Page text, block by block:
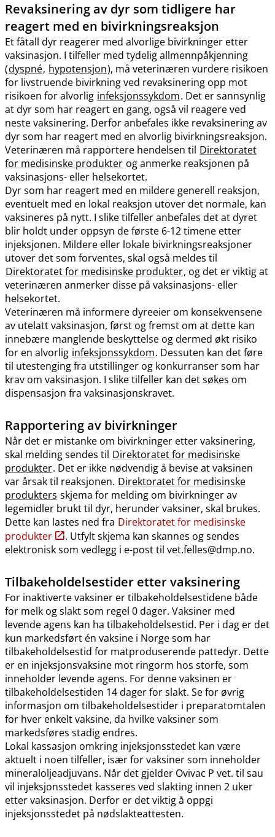
Revaksinering av dyr som tidligere har
reagert med en bivirkningsreaksjon
Et fåtall dyr reagerer med alvorlige bivirkninger etter
vaksinasjon. I tilfeller med tydelig allmennpåkjenning
(dyspné, hypotensjon), må veterinæren vurdere risikoen
for livstruende bivirkning ved revaksinering opp mot
risikoen for alvorlig infeksjonssykdom. Det er sannsynlig
at dyr som har reagert en gang, også vil reagere ved
neste vaksinering. Derfor anbefales ikke revaksinering av
dyr som har reagert med en alvorlig bivirkningsreaksjon.
Veterinæren må rapportere hendelsen til Direktoratet
for medisinske produkter og anmerke reaksjonen på
vaksinasjons- eller helsekortet.
Dyr som har reagert med en mildere generell reaksjon,
eventuelt med en lokal reaksjon utover det normale, kan
vaksineres på nytt. I slike tilfeller anbefales det at dyret
blir holdt under oppsyn de første 6-12 timene etter
injeksjonen. Mildere eller lokale bivirkningsreaksjoner
utover det som forventes, skal også meldes til
Direktoratet for medisinske produkter, og det er viktig at
veterinæren anmerker disse på vaksinasjons- eller
helsekortet.
Veterinæren må informere dyreeier om konsekvensene
av utelatt vaksinasjon, først og fremst om at dette kan
innebære manglende beskyttelse og dermed økt risiko
for en alvorlig infeksjonssykdom. Dessuten kan det føre
til utestenging fra utstillinger og konkurranser som har
krav om vaksinasjon. I slike tilfeller kan det søkes om
dispensasjon fra vaksinasjonskravet.
Rapportering av bivirkninger
Når det er mistanke om bivirkninger etter vaksinering,
skal melding sendes til Direktoratet for medisinske
produkter. Det er ikke nødvendig å bevise at vaksinen
var årsak til reaksjonen. Direktoratet for medisinske
produkters skjema for melding om bivirkninger av
legemidler brukt til dyr, herunder vaksiner, skal brukes.
Dette kan lastes ned fra Direktoratet for medisinske
produkter
. Utfylt skjema kan skannes og sendes
elektronisk som vedlegg i e-post til vet.felles@dmp.no.
Tilbakeholdelsestider etter vaksinering
For inaktiverte vaksiner er tilbakeholdelsestidene både
for melk og slakt som regel 0 dager. Vaksiner med
levende agens kan ha tilbakeholdelsestid. Per i dag er det
kun markedsført én vaksine i Norge som har
tilbakeholdelsestid for matproduserende pattedyr. Dette
er en injeksjonsvaksine mot ringorm hos storfe, som
inneholder levende agens. For denne vaksinen er
tilbakeholdelsestiden 14 dager for slakt. Se for øvrig
informasjon om tilbakeholdelsestider i preparatomtalen
for hver enkelt vaksine, da hvilke vaksiner som
markedsføres stadig endres.
Lokal kassasjon omkring injeksjonsstedet kan være
aktuelt i noen tilfeller, især for vaksiner som inneholder
mineraloljeadjuvans. Når det gjelder Ovivac P vet. til sau
vil injeksjonsstedet kasseres ved slakting innen 2 uker
etter vaksinasjon. Derfor er det viktig å oppgi
injeksjonsstedet på nødslakteattesten.